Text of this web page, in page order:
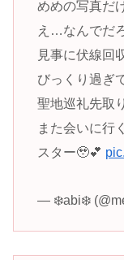
めめの写真だ
え…なんでだ
見事に伏線回
びっくり過ぎ
聖地巡礼先取
また会いに行
スター🥹💕
— ❄️abi❄️